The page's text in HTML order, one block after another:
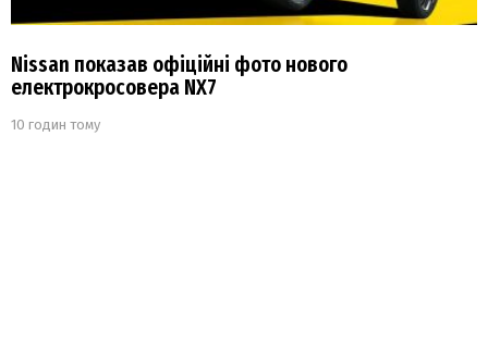
Nissan показав офіційні фото нового
електрокросовера NX7
10 годин тому